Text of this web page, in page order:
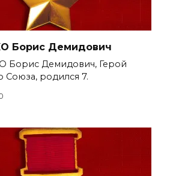
Борис Демидович
Демидович, Герой
Союза, родился 7.